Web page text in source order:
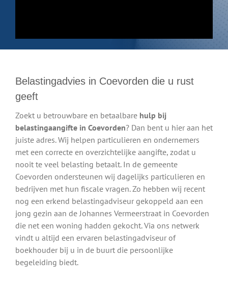
Belastingadvies in Coevorden die u rust
geeft
Zoekt u betrouwbare en betaalbare hulp bij
belastingaangifte in Coevorden? Dan bent u hier aan het
juiste adres. Wij helpen particulieren en ondernemers
met een correcte en overzichtelijke aangifte, zodat u
nooit te veel belasting betaalt. In de gemeente
Coevorden ondersteunen wij dagelijks particulieren en
bedrijven met hun fiscale vragen. Zo hebben wij recent
nog een erkend belastingadviseur gekoppeld aan een
jong gezin aan de Johannes Vermeerstraat in Coevorden
die net een woning hadden gekocht. Via ons netwerk
vindt u altijd een ervaren belastingadviseur of
boekhouder bij u in de buurt die persoonlijke
begeleiding biedt.